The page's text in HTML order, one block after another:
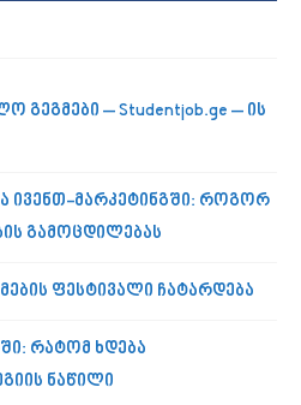
გეგმები – Studentjob.ge – ის
ივენთ-მარკეტინგში: როგორ
გამოცდილებას
ფესტივალი ჩატარდება
რატომ ხდება
ნაწილი